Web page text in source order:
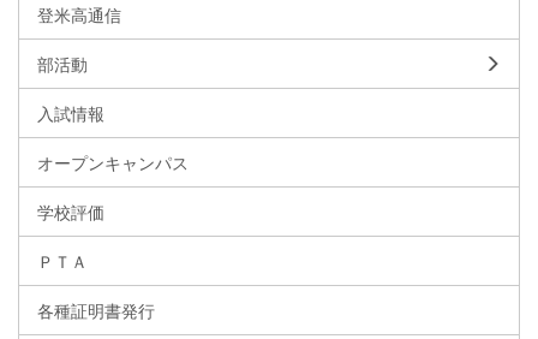
登米高通信
部活動
入試情報
オープンキャンパス
学校評価
ＰＴＡ
各種証明書発行